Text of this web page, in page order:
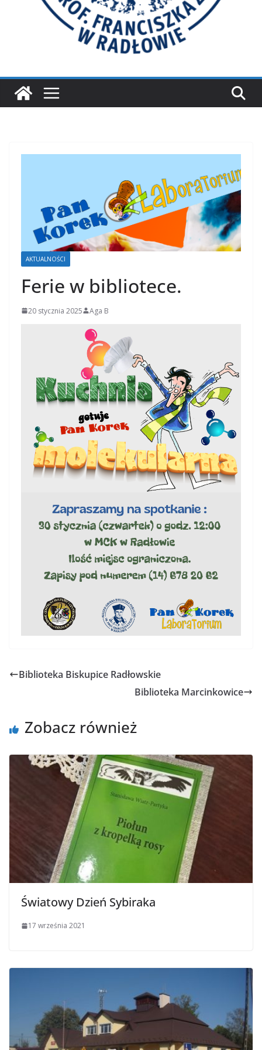
AKTUALNOŚCI
Ferie w bibliotece.
20 stycznia 2025 Aga B
Biblioteka Biskupice Radłowskie
Biblioteka Marcinkowice
Zobacz również
Światowy Dzień Sybiraka
17 września 2021